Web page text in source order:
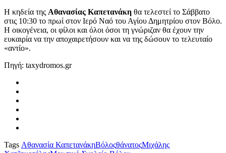
Η κηδεία της Αθανασίας Καπετανάκη θα τελεστεί το Σάββατο
στις 10:30 το πρωί στον Ιερό Ναό του Αγίου Δημητρίου στον Βόλο.
Η οικογένεια, οι φίλοι και όλοι όσοι τη γνώριζαν θα έχουν την
ευκαιρία να την αποχαιρετήσουν και να της δώσουν το τελευταίο
«αντίο».
Πηγή: taxydromos.gr
Tags Αθανασία ΚαπετανάκηΒόλοςθάνατοςΜιχάλης